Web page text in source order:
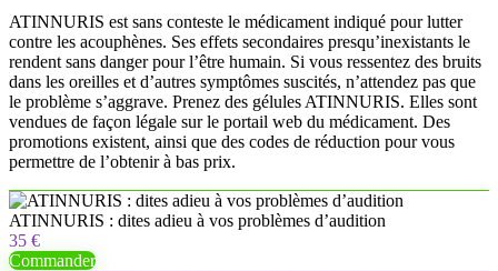
ATINNURIS est sans conteste le médicament indiqué pour lutter
contre les acouphènes. Ses effets secondaires presqu’inexistants le
rendent sans danger pour l’être humain. Si vous ressentez des bruits
dans les oreilles et d’autres symptômes suscités, n’attendez pas que
le problème s’aggrave. Prenez des gélules ATINNURIS. Elles sont
vendues de façon légale sur le portail web du médicament. Des
promotions existent, ainsi que des codes de réduction pour vous
permettre de l’obtenir à bas prix.
ATINNURIS : dites adieu à vos problèmes d’audition
35 €
Commander